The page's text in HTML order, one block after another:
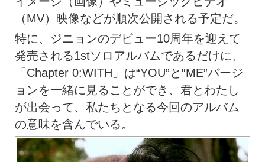
（MV）映像などが順次公開される予定だ。
特に、ジニョンのデビュー10周年を迎えて
発売される1stソロアルバムであるだけに、
「Chapter 0:WITH」は“YOU”と“ME”バージ
ョンを一緒に見ることができ、君とわたし
が出会って、私たちとなる今回のアルバム
の意味を含んでいる。